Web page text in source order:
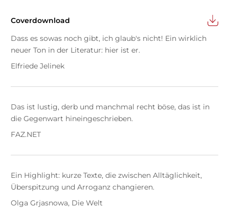
Coverdownload
Dass es sowas noch gibt, ich glaub's nicht! Ein wirklich
neuer Ton in der Literatur: hier ist er.
Elfriede Jelinek
Das ist lustig, derb und manchmal recht böse, das ist in
die Gegenwart hineingeschrieben.
FAZ.NET
Ein Highlight: kurze Texte, die zwischen Alltäglichkeit,
Überspitzung und Arroganz changieren.
Olga Grjasnowa, Die Welt